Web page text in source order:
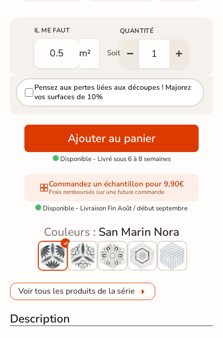
IL ME FAUT
m² Soit
QUANTITÉ
Pensez aux pertes liées aux découpes ! Majorez
vos surfaces de 10%
Ajouter au panier
Disponible - Livré sous 6 à 8 semaines
Commandez un échantillon pour 9,90€
Frais remboursés sur une future commande
 Disponible - Livraison Fin Août / début septembre
Couleurs : San Marin Nora
Voir tous les produits de la série
Description